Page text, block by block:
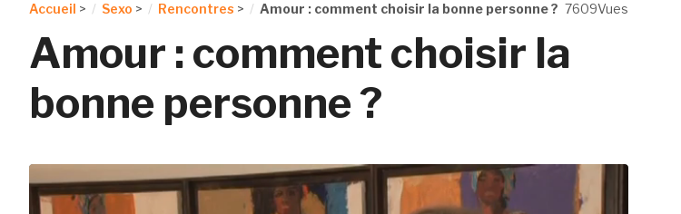
7609Vues
Accueil > Sexo > Rencontres > Amour : comment choisir la bonne personne ?
Amour : comment choisir la
bonne personne ?